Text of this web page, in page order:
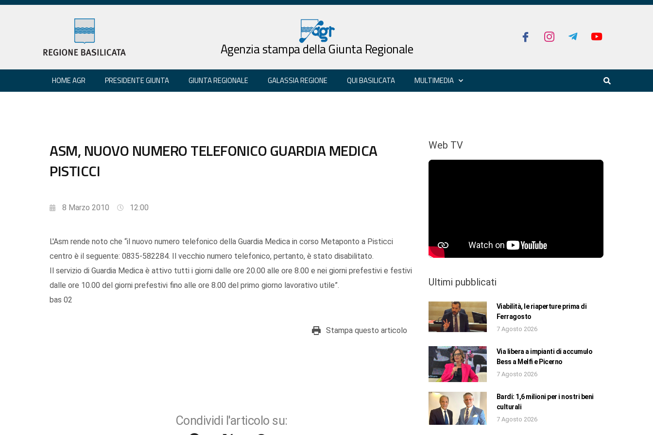
Agenzia stampa della Giunta Regionale
HOME AGR PRESIDENTE GIUNTA GIUNTA REGIONALE GALASSIA REGIONE QUI BASILICATA MULTIMEDIA
ASM, NUOVO NUMERO TELEFONICO GUARDIA MEDICA
PISTICCI
8 Marzo 2010 12:00
L'Asm rende noto che “il nuovo numero telefonico della Guardia Medica in corso Metaponto a Pisticci
centro è il seguente: 0835-582284. Il vecchio numero telefonico, pertanto, è stato disabilitato.
Il servizio di Guardia Medica è attivo tutti i giorni dalle ore 20.00 alle ore 8.00 e nei giorni prefestivi e festivi
dalle ore 10.00 del giorni prefestivi fino alle ore 8.00 del primo giorno lavorativo utile”.
bas 02
Stampa questo articolo
Condividi l'articolo su:
Web TV
Ultimi pubblicati
Viabilità, le riaperture prima di
Ferragosto
7 Agosto 2026
Via libera a impianti di accumulo
Bess a Melfi e Picerno
7 Agosto 2026
Bardi: 1,6 milioni per i nostri beni
culturali
7 Agosto 2026